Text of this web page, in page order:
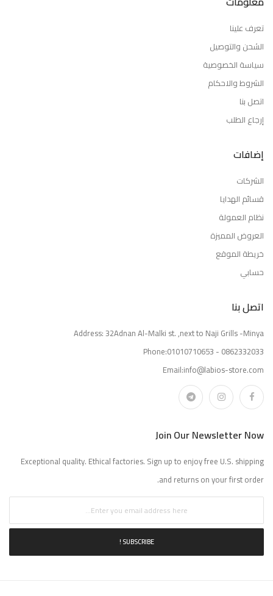
تعرف علينا
الشحن والتوصيل
سياسة الخصوصية
الشروط والاحكام
اتصل بنا
إرجاع الطلب
إضافات
الشركات
قسائم الهدايا
نظام العمولة
العروض المميزة
خريطة الموقع
حسابي
اتصل بنا
Address: 32Adnan Al-Malki st. ,next to Naji Grills -Minya
Phone:01010710653 - 0862332033
Email:info@labios-store.com
Join Our Newsletter Now
Exceptional quality. Ethical factories. Sign up to enjoy free U.S. shipping
and returns on your first order.
SUBSCRIBE !